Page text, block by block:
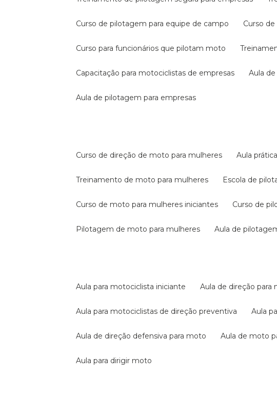
curso de pilotagem para equipe de campo curso
curso para funcionários que pilotam moto
capacitação para motociclistas de empresas aula
aula de pilotagem para empresas
curso de direção de moto para mulheres aula
treinamento de moto para mulheres escola de
curso de moto para mulheres iniciantes curso de
pilotagem de moto para mulheres aula de
aula para motociclista iniciante aula de direção
aula para motociclistas de direção preventiva aula
aula de direção defensiva para moto aula de moto
aula para dirigir moto